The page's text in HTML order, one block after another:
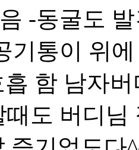
-동굴도
기통이 위
함 남자
때도 버디